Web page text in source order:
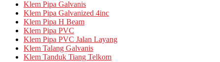
Klem Pipa Galvanis
Klem Pipa Galvanized 4inc
Klem Pipa H Beam
Klem Pipa PVC
Klem Pipa PVC Jalan Layang
Klem Talang Galvanis
Klem Tanduk Tiang Telkom